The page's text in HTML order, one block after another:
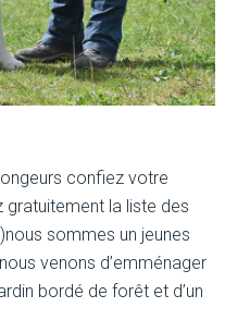
confiez votre
la liste des
sommes un jeunes
venons d’emménager
bordé de forêt et d’un